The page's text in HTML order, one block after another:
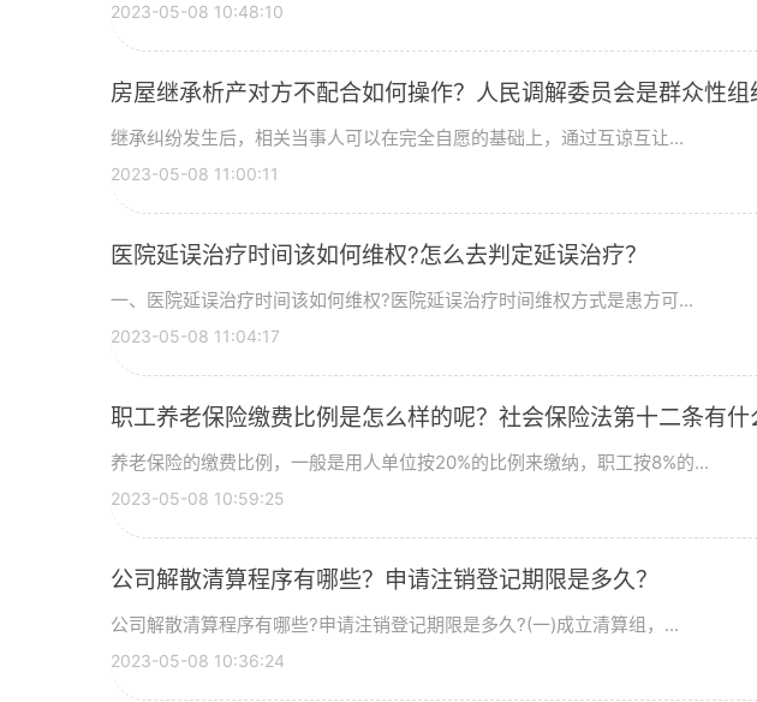
2023-05-08 10:48:10
房屋继承析产对方不配合如何操作？人民调解委员会是群众性组
继承纠纷发生后，相关当事人可以在完全自愿的基础上，通过互谅互让...
2023-05-08 11:00:11
医院延误治疗时间该如何维权?怎么去判定延误治疗？
一、医院延误治疗时间该如何维权?医院延误治疗时间维权方式是患方可...
2023-05-08 11:04:17
职工养老保险缴费比例是怎么样的呢？社会保险法第十二条有什
养老保险的缴费比例，一般是用人单位按20%的比例来缴纳，职工按8%的...
2023-05-08 10:59:25
公司解散清算程序有哪些？申请注销登记期限是多久？
公司解散清算程序有哪些?申请注销登记期限是多久?(一)成立清算组，...
2023-05-08 10:36:24